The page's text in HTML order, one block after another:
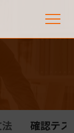
確認テス